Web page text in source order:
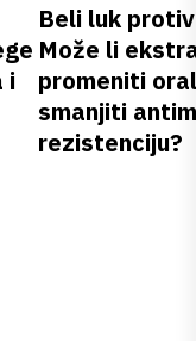
i
Beli luk
Može li
promeniti
smanjiti
rezistenciju?